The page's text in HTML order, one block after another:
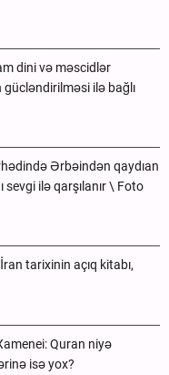
dini və məscidlər
ilə bağlı
Ərbəindən qaydıan
ilə qarşılanır \ Foto
tarixinin açıq kitabı,
Quran niyə
isə yox?